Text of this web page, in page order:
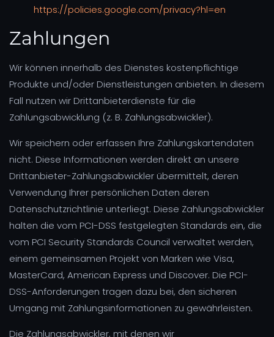
https://policies.google.com/privacy?hl=en
Zahlungen
Wir können innerhalb des Dienstes kostenpflichtige
Produkte und/oder Dienstleistungen anbieten. In diesem
Fall nutzen wir Drittanbieterdienste für die
Zahlungsabwicklung (z. B. Zahlungsabwickler).
Wir speichern oder erfassen Ihre Zahlungskartendaten
nicht. Diese Informationen werden direkt an unsere
Drittanbieter-Zahlungsabwickler übermittelt, deren
Verwendung Ihrer persönlichen Daten deren
Datenschutzrichtlinie unterliegt. Diese Zahlungsabwickler
halten die vom PCI-DSS festgelegten Standards ein, die
vom PCI Security Standards Council verwaltet werden,
einem gemeinsamen Projekt von Marken wie Visa,
MasterCard, American Express und Discover. Die PCI-
DSS-Anforderungen tragen dazu bei, den sicheren
Umgang mit Zahlungsinformationen zu gewährleisten.
Die Zahlungsabwickler, mit denen wir